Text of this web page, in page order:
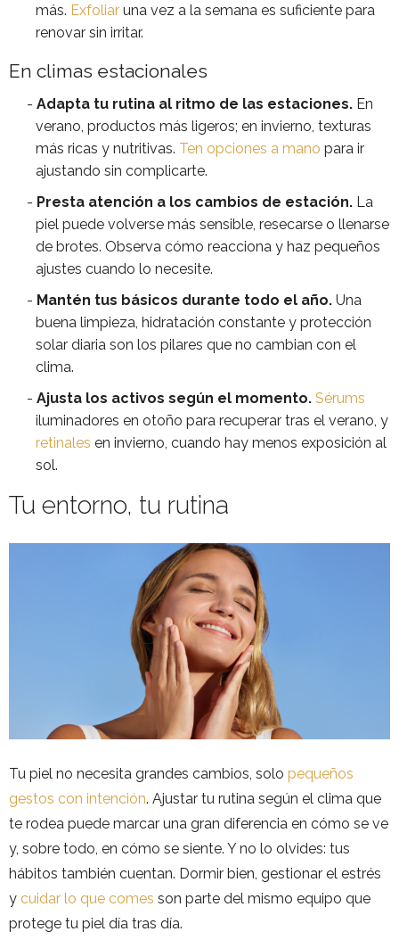
más. Exfoliar una vez a la semana es suficiente para
renovar sin irritar.
En climas estacionales
Adapta tu rutina al ritmo de las estaciones. En
verano, productos más ligeros; en invierno, texturas
más ricas y nutritivas. Ten opciones a mano para ir
ajustando sin complicarte.
Presta atención a los cambios de estación. La
piel puede volverse más sensible, resecarse o llenarse
de brotes. Observa cómo reacciona y haz pequeños
ajustes cuando lo necesite.
Mantén tus básicos durante todo el año. Una
buena limpieza, hidratación constante y protección
solar diaria son los pilares que no cambian con el
clima.
Ajusta los activos según el momento. Sérums
iluminadores en otoño para recuperar tras el verano, y
retinales en invierno, cuando hay menos exposición al
sol.
Tu entorno, tu rutina
Tu piel no necesita grandes cambios, solo pequeños
gestos con intención. Ajustar tu rutina según el clima que
te rodea puede marcar una gran diferencia en cómo se ve
y, sobre todo, en cómo se siente. Y no lo olvides: tus
hábitos también cuentan. Dormir bien, gestionar el estrés
y cuidar lo que comes son parte del mismo equipo que
protege tu piel día tras día.